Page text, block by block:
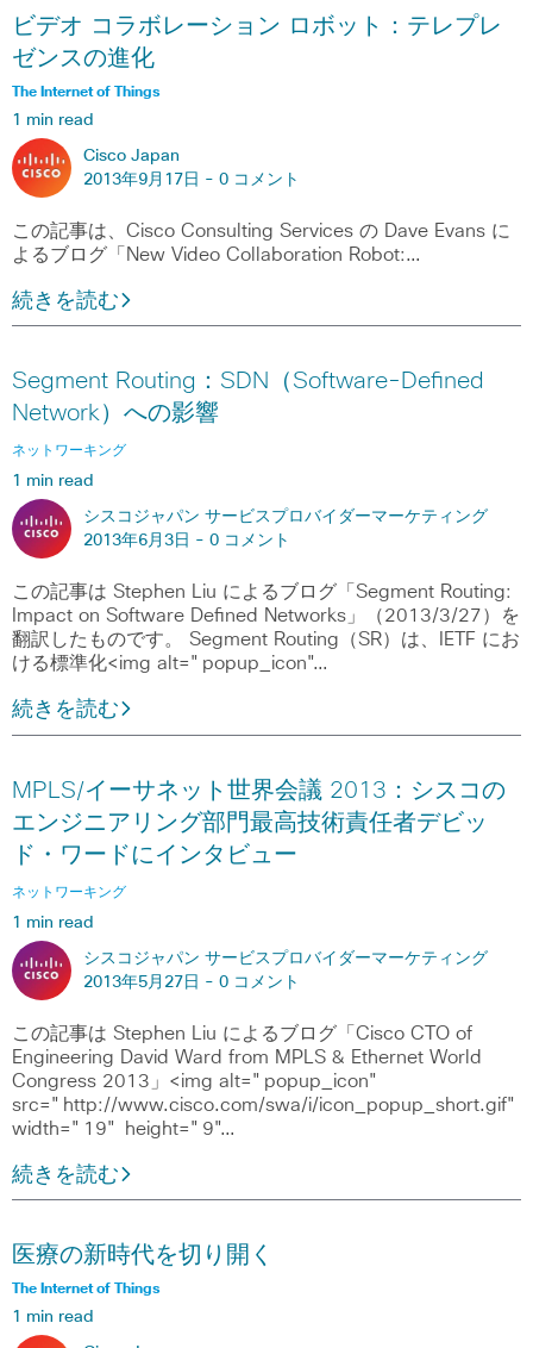
ビデオ コラボレーション ロボット：テレプレ
ゼンスの進化
The Internet of Things
1 min read
Cisco Japan
2013年9月17日 - 0 コメント
この記事は、Cisco Consulting Services の Dave Evans に
よるブログ「New Video Collaboration Robot:…
続きを読む
Segment Routing：SDN（Software-Defined
Network）への影響
ネットワーキング
1 min read
シスコジャパン サービスプロバイダーマーケティング
2013年6月3日 - 0 コメント
この記事は Stephen Liu によるブログ「Segment Routing:
Impact on Software Defined Networks」（2013/3/27）を
翻訳したものです。 Segment Routing（SR）は、IETF にお
ける標準化<img alt="popup_icon"…
続きを読む
MPLS/イーサネット世界会議 2013：シスコの
エンジニアリング部門最高技術責任者デビッ
ド・ワードにインタビュー
ネットワーキング
1 min read
シスコジャパン サービスプロバイダーマーケティング
2013年5月27日 - 0 コメント
この記事は Stephen Liu によるブログ「Cisco CTO of
Engineering David Ward from MPLS & Ethernet World
Congress 2013」<img alt="popup_icon"
src="http://www.cisco.com/swa/i/icon_popup_short.gif"
width="19" height="9"…
続きを読む
医療の新時代を切り開く
The Internet of Things
1 min read